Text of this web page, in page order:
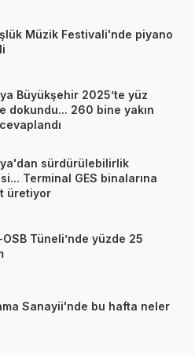
Müzik Festivali'nde piyano
Büyükşehir 2025’te yüz
dokundu... 260 bine yakın
sürdürülebilirlik
Terminal GES binalarına
üretiyor
Tüneli’nde yüzde 25
Sanayii'nde bu hafta neler